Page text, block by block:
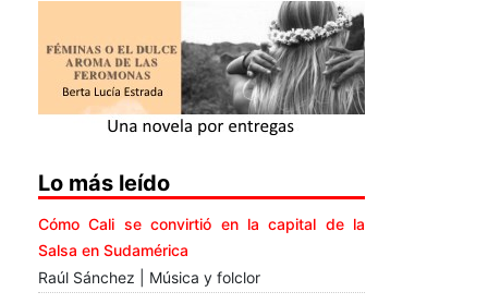
Lo más leído
Cómo Cali se convirtió en la capital de la
Salsa en Sudamérica
Raúl Sánchez | Música y folclor